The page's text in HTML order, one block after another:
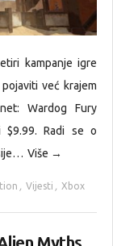
kampanje igre
već krajem
Wardog Fury
$9.99. Radi se o
Više →
, Vijesti , Xbox